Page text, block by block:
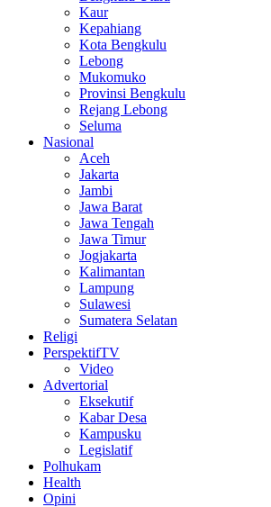
Kaur
Kepahiang
Kota Bengkulu
Lebong
Mukomuko
Provinsi Bengkulu
Rejang Lebong
Seluma
Nasional
Aceh
Jakarta
Jambi
Jawa Barat
Jawa Tengah
Jawa Timur
Jogjakarta
Kalimantan
Lampung
Sulawesi
Sumatera Selatan
Religi
PerspektifTV
Video
Advertorial
Eksekutif
Kabar Desa
Kampusku
Legislatif
Polhukam
Health
Opini